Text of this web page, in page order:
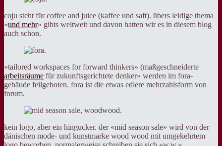
coju steht für coffee and juice (kaffee und saft). übers leidige thema
«und mehr» gibts weltweit und davon hatten wir es in diesem blog
auch schon.
«tailored workspaces for forward thinkers» (maßgeschneiderte
arbeitsräume für zukunftsgerichtete denker» werden im fora-
gebäude feilgeboten. fora ist die etwas edlere mehrzahlsform von
forum.
kein logo, aber ein hingucker. der «mid season sale» wird von der
dänischen mode- und kunstmarke wood wood mit umgekehrtem